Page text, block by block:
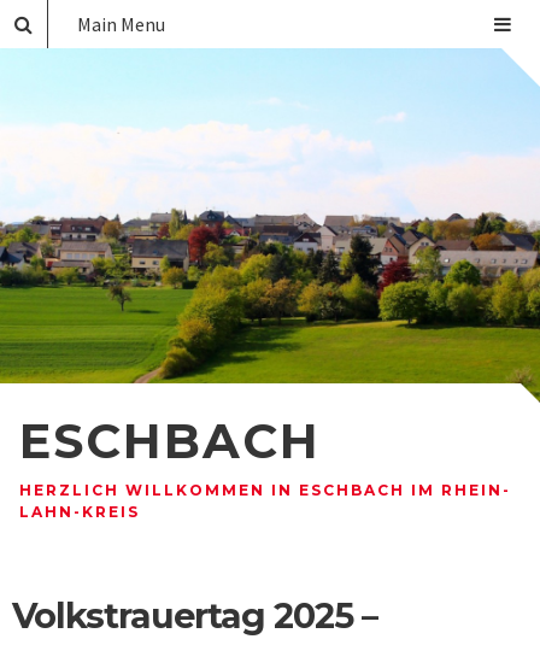
ESCHBACH
HERZLICH WILLKOMMEN IN ESCHBACH IM RHEIN-
LAHN-KREIS
Main Menu
Volkstrauertag 2025 –